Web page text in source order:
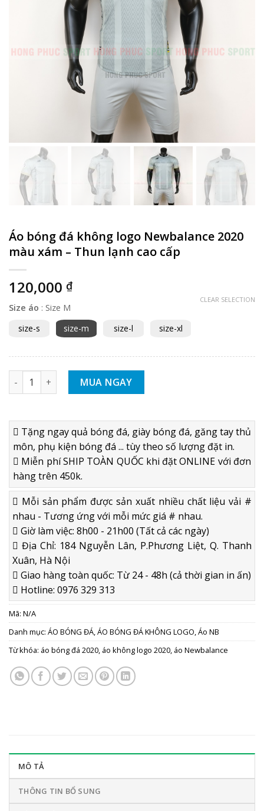
Áo bóng đá không logo Newbalance 2020
màu xám – Thun lạnh cao cấp
120,000 ₫
Size áo : Size M
size-s
size-m size-l size-xl
CLEAR SELECTION
Áo bóng đá không logo Newbalance 2020 màu xám - Thun
MUA NGAY
Tặng ngay quả bóng đá, giày bóng đá, găng tay thủ
môn, phụ kiện bóng đá ... tùy theo số lượng đặt in.
Miễn phí SHIP TOÀN QUỐC khi đặt ONLINE với đơn
hàng trên 450k.
Mỗi sản phẩm được sản xuất nhiều chất liệu vải #
nhau - Tương ứng với mỗi mức giá # nhau.
Giờ làm việc: 8h00 - 21h00 (Tất cả các ngày)
Địa Chỉ: 184 Nguyễn Lân, P.Phương Liệt, Q. Thanh
Xuân, Hà Nội
Giao hàng toàn quốc: Từ 24 - 48h (cả thời gian in ấn)
Hotline: 0976 329 313
Mã: N/A
Danh mục: ÁO BÓNG ĐÁ,ÁO BÓNG ĐÁ KHÔNG LOGO,Áo NB
Từ khóa: áo bóng đá 2020, áo không logo 2020, áo Newbalance
MÔ TẢ
THÔNG TIN BỔ SUNG